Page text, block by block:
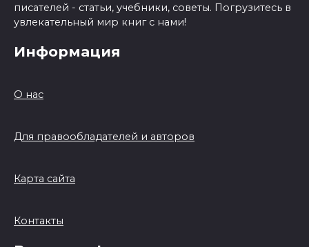
писателей - статьи, учебники, советы. Погрузитесь в
увлекательный мир книг с нами!
Информация
О нас
Для правообладателей и авторов
Карта сайта
Контакты